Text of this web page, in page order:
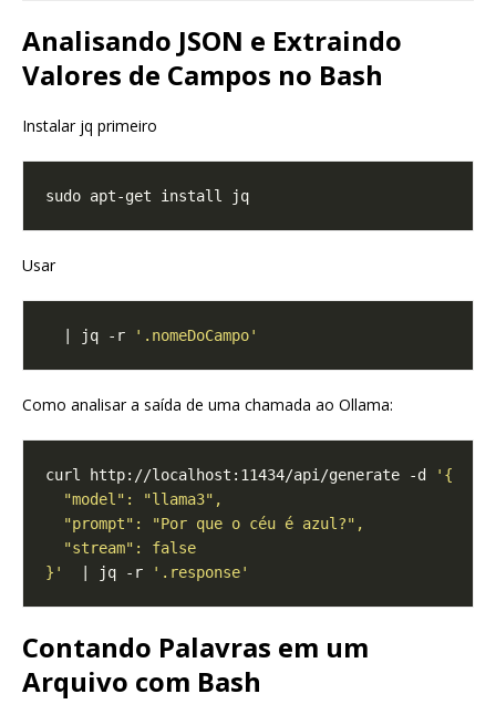
Analisando JSON e Extraindo
Valores de Campos no Bash
Instalar jq primeiro
Usar
  | jq -r
'.nomeDoCampo'
Como analisar a saída de uma chamada ao Ollama:
curl http://localhost:11434/api/generate -d
}'
  | jq -r
'.response'
Contando Palavras em um
Arquivo com Bash